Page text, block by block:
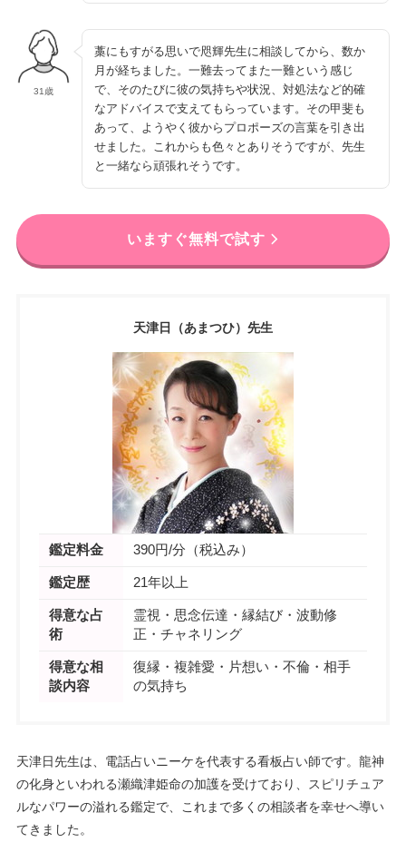
31歳
藁にもすがる思いで咫輝先生に相談してから、数か
月が経ちました。一難去ってまた一難という感じ
で、そのたびに彼の気持ちや状況、対処法など的確
なアドバイスで支えてもらっています。その甲斐も
あって、ようやく彼からプロポーズの言葉を引き出
せました。これからも色々とありそうですが、先生
と一緒なら頑張れそうです。
いますぐ無料で試す
天津日（あまつひ）先生
鑑定料金 390円/分（税込み）
鑑定歴 21年以上
得意な占
術
霊視・思念伝達・縁結び・波動修
正・チャネリング
得意な相
談内容
復縁・複雑愛・片想い・不倫・相手
の気持ち
天津日先生は、電話占いニーケを代表する看板占い師です。龍神
の化身といわれる瀬織津姫命の加護を受けており、スピリチュア
ルなパワーの溢れる鑑定で、これまで多くの相談者を幸せへ導い
てきました。